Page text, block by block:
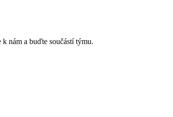
nám a buďte součástí týmu.